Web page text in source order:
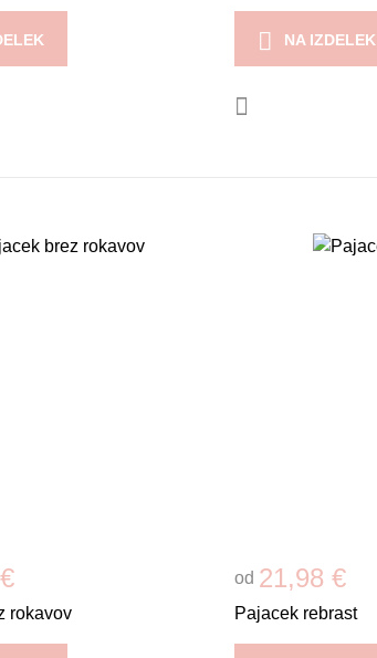
NA IZDELEK
rokavov
od 21,98 €
Pajacek rebrast